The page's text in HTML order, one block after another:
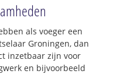
als voeger een
Groningen, dan
inzetbaar zijn voor
en bijvoorbeeld